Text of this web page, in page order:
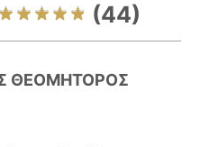
(44)
ΘΕΟΜΗΤΟΡΟΣ